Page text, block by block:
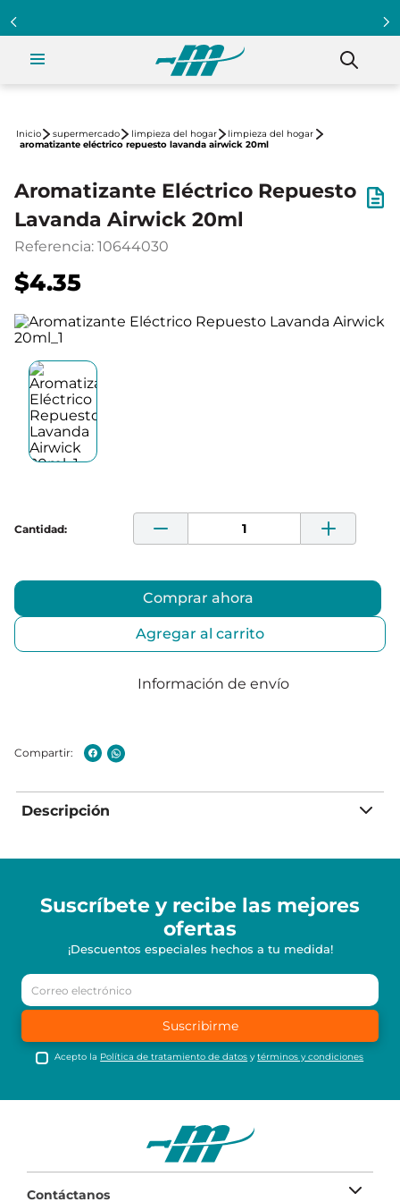
supermercado limpieza del hogar
limpieza del hogar
aromatizante eléctrico repuesto lavanda airwick 20ml
Aromatizante Eléctrico Repuesto
Lavanda Airwick 20ml
Referencia: 10644030
$4.35
Comprar ahora
Agregar al carrito
Información de envío
Descripción
Suscríbete y recibe las mejores
ofertas
¡Descuentos especiales hechos a tu medida!
Suscribirme
Acepto la Política de tratamiento de datos ytérminos y condiciones
Contáctanos